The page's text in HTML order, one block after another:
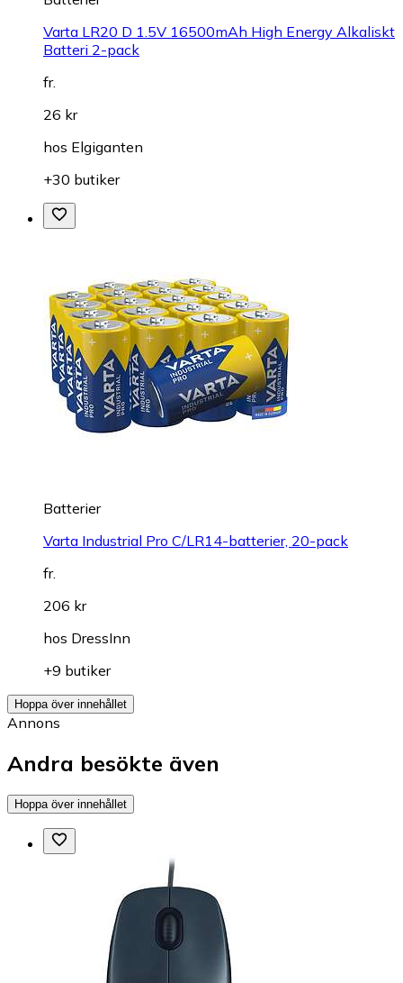
Varta LR20 D 1.5V 16500mAh High Energy Alkaliskt
Batteri 2-pack
fr.
26 kr
hos Elgiganten
+30 butiker
Batterier
Varta Industrial Pro C/LR14-batterier, 20-pack
fr.
206 kr
hos DressInn
+9 butiker
Hoppa över innehållet
Annons
Andra besökte även
Hoppa över innehållet